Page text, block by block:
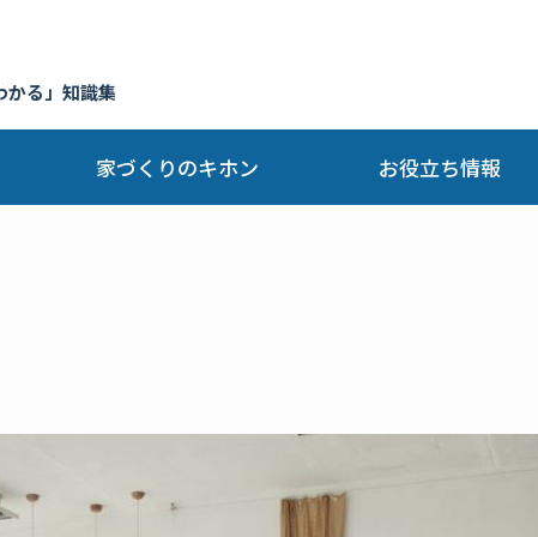
かる」知識集
家づくりのキホン お役立ち情報